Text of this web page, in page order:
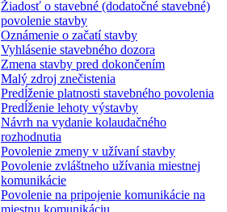
Žiadosť o stavebné (dodatočné stavebné)
povolenie stavby
Oznámenie o začatí stavby
Vyhlásenie stavebného dozora
Zmena stavby pred dokončením
Malý zdroj znečistenia
Predĺženie platnosti stavebného povolenia
Predĺženie lehoty výstavby
Návrh na vydanie kolaudačného
rozhodnutia
Povolenie zmeny v užívaní stavby
Povolenie zvláštneho užívania miestnej
komunikácie
Povolenie na pripojenie komunikácie na
miestnu komunikáciu